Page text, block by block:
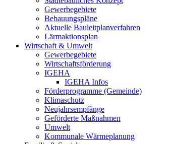
Gewerbegebiete
Bebauungspläne
Aktuelle Bauleitplanverfahren
Lärmaktionsplan
Wirtschaft & Umwelt
Gewerbegebiete
Wirtschaftsförderung
IGEHA
IGEHA Infos
Förderprogramme (Gemeinde)
Klimaschutz
Neujahrsempfänge
Geförderte Maßnahmen
Umwelt
Kommunale Wärmeplanung